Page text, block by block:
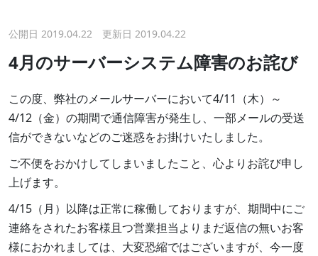
公開日 2019.04.22 更新日 2019.04.22
4月のサーバーシステム障害のお詫び
この度、弊社のメールサーバーにおいて4/11 （木）～
4/12 （金）の期間で通信障害が発生し、一部メールの受送
信ができないなどのご迷惑をお掛けいたしました。
ご不便をおかけしてしまいましたこと、心よりお詫び申し
上げます。
4/15 （月）以降は正常に稼働しておりますが、期間中にご
連絡をされたお客様且つ営業担当よりまだ返信の無いお客
様におかれましては、大変恐縮ではございますが、今一度